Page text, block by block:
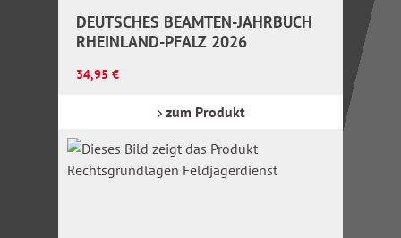
DEUTSCHES BEAMTEN-JAHRBUCH
RHEINLAND-PFALZ 2026
Regulärer Preis:
34,95 €
zum Produkt